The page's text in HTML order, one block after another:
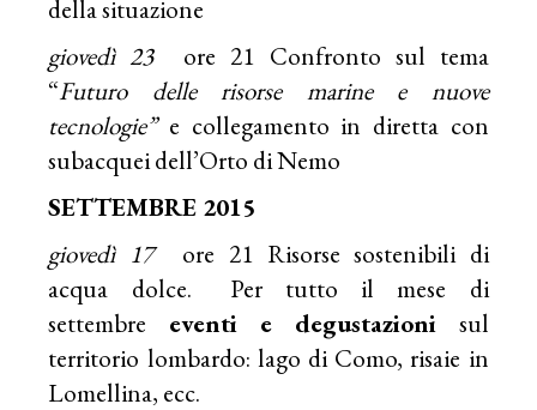
della situazione
giovedì 23
ore 21 Confronto sul tema
“Futuro delle risorse marine e nuove
tecnologie”e collegamento in diretta con
subacquei dell’Orto di Nemo
SETTEMBRE 2015
giovedì 17
ore 21 Risorse sostenibili di
acqua dolce. Per tutto il mese di
settembre eventi e degustazioni sul
territorio lombardo: lago di Como, risaie in
Lomellina, ecc.